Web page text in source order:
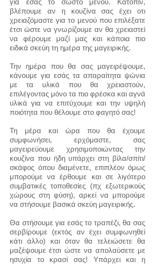
για εσάς το σωστο μενού. Κατόπιν,
βλέπουμε αν η κουζίνα σας έχει οτι
χρειαζόμαστε για το μενού που επιλέξατε
έτσι ώστε να γνωρίζουμε αν θα χρειαστεί
να φέρουμε μαζί μας και κάποια πιο
ειδικά σκεύη τη ημέρα της μαγειρικής.
Την ημέρα που θα σας μαγειρέψουμε,
κάνουμε για εσάς τα απαραίτητα ψώνια
με τα υλικά που θα χρειαστούν,
επιλέγοντας μόνο τα πιο φρέσκα και αγνά
υλικά για να επιτύχουμε και την υψηλή
ποιότητα που θέλουμε στο φαγητό σας!
Τη μέρα και ώρα που θα έχουμε
συμφωνήσει, ερχόμαστε, σας
μαγειρεύουμε χρησιμοποιώντας την
κουζίνα που ήδη υπάρχει στη βίλα/σπίτι/
σκάφος όπου διαμένετε, επιπλέον όμως
μπορούμε να έρθουμε και σε λιγότερο
συμβατικές τοποθεσίες (πχ εξωτερικούς
χώρους στη φύση), αρκεί να μπορούμε
να στήσουμε βασικά σκεύη μαγειρικής.
Θα στήσουμε για εσάς το τραπέζι, θα σας
σερβίρουμε (εκτός αν έχει συμφωνηθεί
κάτι άλλο) και όταν θα τελειώσετε θα
μαζέψουμε έτσι ώστε να απολαύσετε με
ησυχία το κρασί σας! Υπάρχει και η